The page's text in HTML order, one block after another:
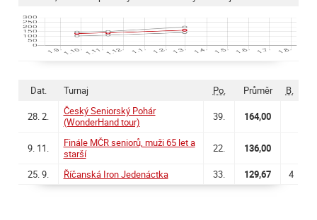
Dat. Turnaj Po. Průměr B.
28. 2.
Český Seniorský Pohár
(WonderHand tour)
39. 164,00
9. 11.
Finále MČR seniorů, muži 65 let a
starší
22. 136,00
25. 9. Říčanská Iron Jedenáctka 33. 129,67 4